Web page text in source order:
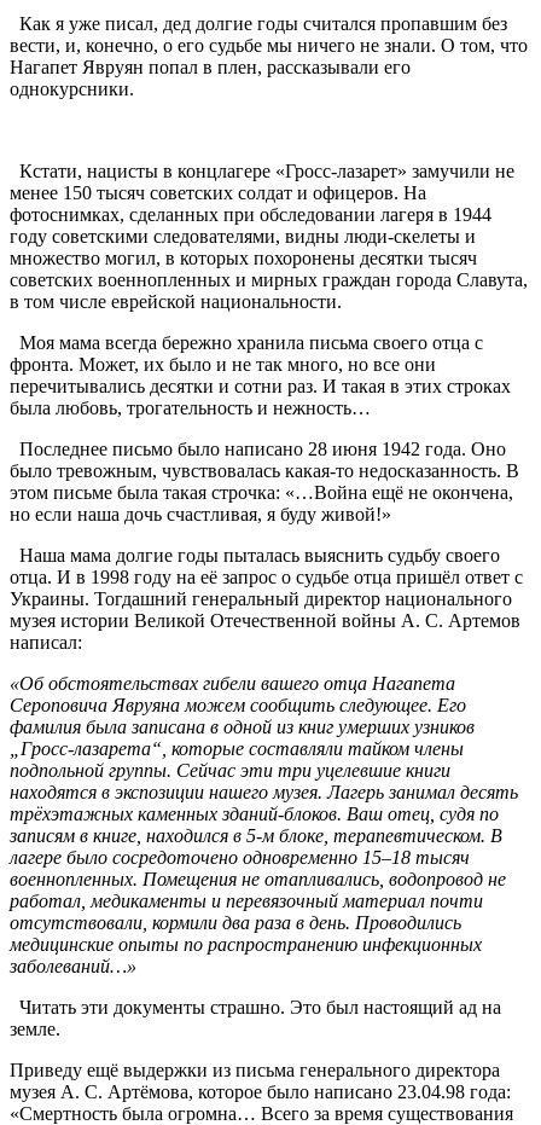
Как я уже писал, дед долгие годы считался пропавшим без
вести, и, конечно, о его судьбе мы ничего не знали. О том, что
Нагапет Явруян попал в плен, рассказывали его
однокурсники.
Кстати, нацисты в концлагере «Гросс-лазарет» замучили не
менее 150 тысяч советских солдат и офицеров. На
фотоснимках, сделанных при обследовании лагеря в 1944
году советскими следователями, видны люди-скелеты и
множество могил, в которых похоронены десятки тысяч
советских военнопленных и мирных граждан города Славута,
в том числе еврейской национальности.
Моя мама всегда бережно хранила письма своего отца с
фронта. Может, их было и не так много, но все они
перечитывались десятки и сотни раз. И такая в этих строках
была любовь, трогательность и нежность…
Последнее письмо было написано 28 июня 1942 года. Оно
было тревожным, чувствовалась какая-то недосказанность. В
этом письме была такая строчка: «…Война ещё не окончена,
но если наша дочь счастливая, я буду живой!»
Наша мама долгие годы пыталась выяснить судьбу своего
отца. И в 1998 году на её запрос о судьбе отца пришёл ответ с
Украины. Тогдашний генеральный директор национального
музея истории Великой Отечественной войны А. С. Артемов
написал:
«Об обстоятельствах гибели вашего отца Нагапета
Сероповича Явруяна можем сообщить следующее. Его
фамилия была записана в одной из книг умерших узников
„Гросс-лазарета“, которые составляли тайком члены
подпольной группы. Сейчас эти три уцелевшие книги
находятся в экспозиции нашего музея. Лагерь занимал десять
трёхэтажных каменных зданий-блоков. Ваш отец, судя по
записям в книге, находился в 5-м блоке, терапевтическом. В
лагере было сосредоточено одновременно 15–18 тысяч
военнопленных. Помещения не отапливались, водопровод не
работал, медикаменты и перевязочный материал почти
отсутствовали, кормили два раза в день. Проводились
медицинские опыты по распространению инфекционных
заболеваний…»
Читать эти документы страшно. Это был настоящий ад на
земле.
Приведу ещё выдержки из письма генерального директора
музея А. С. Артёмова, которое было написано 23.04.98 года:
«Смертность была огромна… Всего за время существования